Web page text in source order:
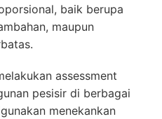
baik berupa
maupun
assessment
pesisir di berbagai
menekankan